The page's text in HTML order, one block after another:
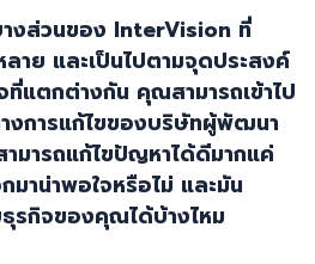
งส่วนของ InterVision ที่
าย และเป็นไปตามจุดประสงค์
ที่แตกต่างกัน คุณสามารถเข้าไป
งการแก้ไขของบริษัทผู้พัฒนา
มารถแก้ไขปัญหาได้ดีมากแค่
มาน่าพอใจหรือไม่ และมัน
ธุรกิจของคุณได้บ้างไหม